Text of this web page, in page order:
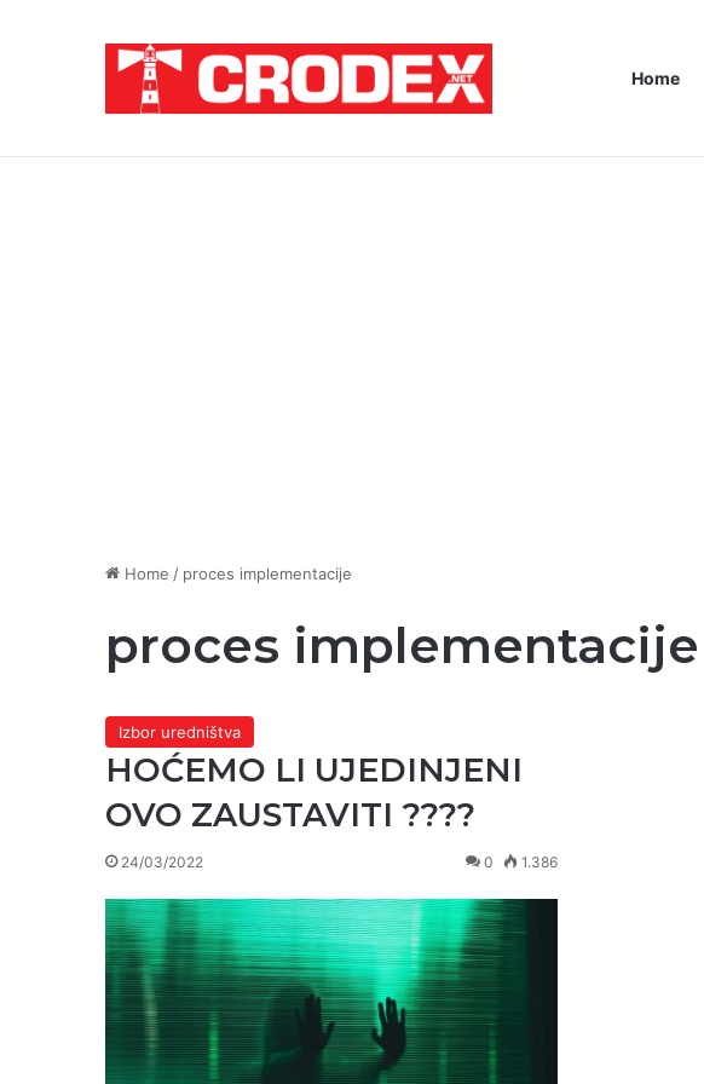
Home
Home / proces implementacije
proces implementacije
Izbor uredništva
HOĆEMO LI UJEDINJENI
OVO ZAUSTAVITI ????
24/03/2022 0 1.386